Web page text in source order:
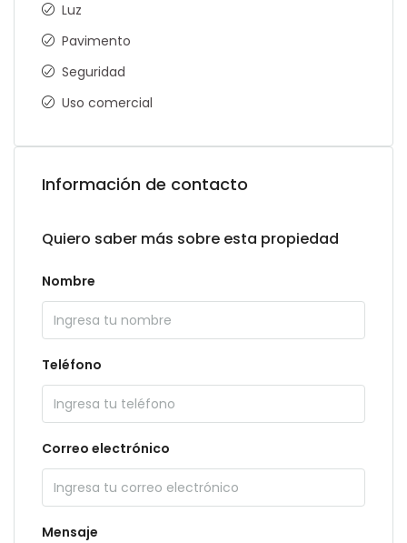
Luz
Pavimento
Seguridad
Uso comercial
Información de contacto
Quiero saber más sobre esta propiedad
Nombre
Teléfono
Correo electrónico
Mensaje